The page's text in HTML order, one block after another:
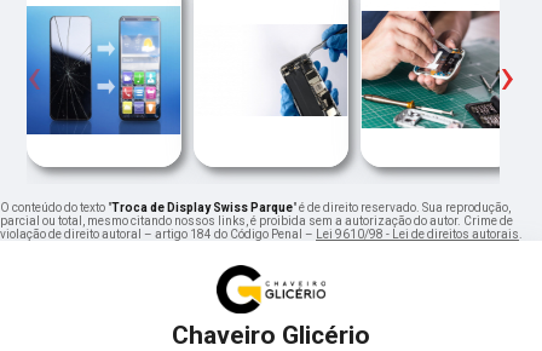
‹ ›
O conteúdo do texto "Troca de Display Swiss Parque" é de direito reservado. Sua reprodução,
parcial ou total, mesmo citando nossos links, é proibida sem a autorização do autor. Crime de
violação de direito autoral – artigo 184 do Código Penal –
Lei 9610/98 - Lei de direitos autorais
Chaveiro Glicério